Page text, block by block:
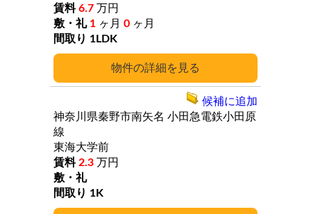
詳細
6.7 万円
1 ヶ月 0 ヶ月
1LDK
神奈川県秦野市南矢名 小田急電鉄小田原
線
東海大学前
2.3 万円
1K
候補に追加